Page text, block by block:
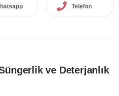
Telefon
ve Deterjanlık